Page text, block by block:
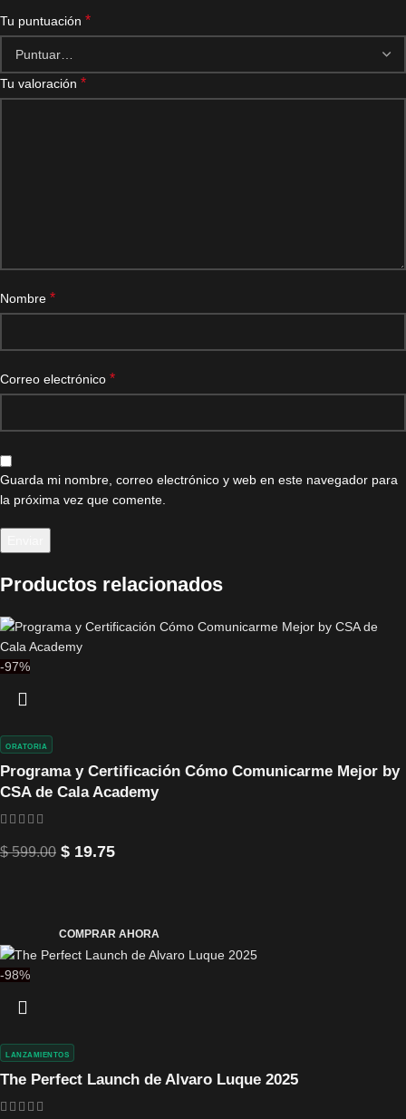
Tu puntuación *
Tu valoración *
Nombre *
Correo electrónico *
Guarda mi nombre, correo electrónico y web en este navegador para
la próxima vez que comente.
Productos relacionados
-97%
Programa y Certificación Cómo Comunicarme Mejor by
CSA de Cala Academy
ORATORIA
$599.00 $ 19.75
COMPRAR AHORA
-98%
The Perfect Launch de Alvaro Luque 2025
LANZAMIENTOS